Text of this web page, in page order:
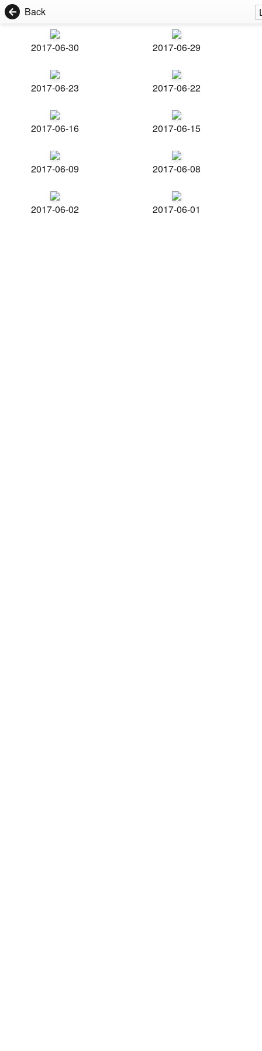
Back
2017-06-30 2017-06-29
2017-06-23 2017-06-22
2017-06-16 2017-06-15
2017-06-09 2017-06-08
2017-06-02 2017-06-01